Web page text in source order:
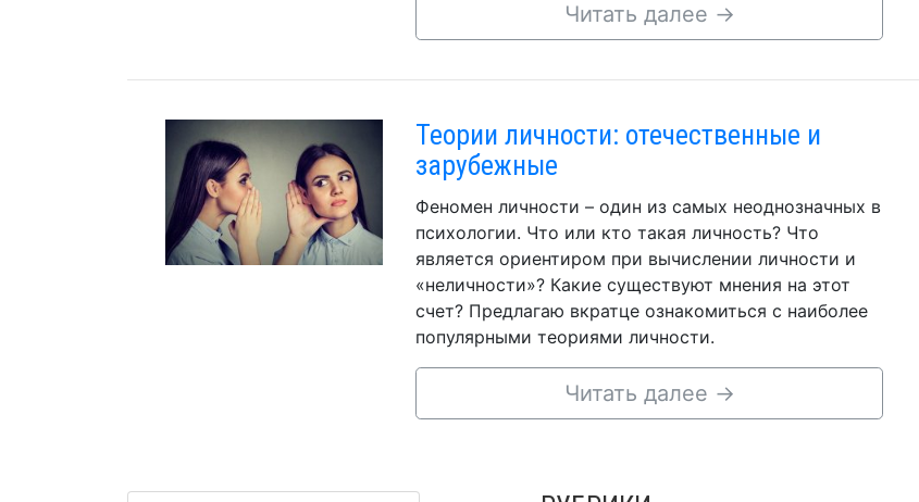
Читать далее →
Теории личности: отечественные и
зарубежные
Феномен личности – один из самых неоднозначных в
психологии. Что или кто такая личность? Что
является ориентиром при вычислении личности и
«неличности»? Какие существуют мнения на этот
счет? Предлагаю вкратце ознакомиться с наиболее
популярными теориями личности.
Читать далее →